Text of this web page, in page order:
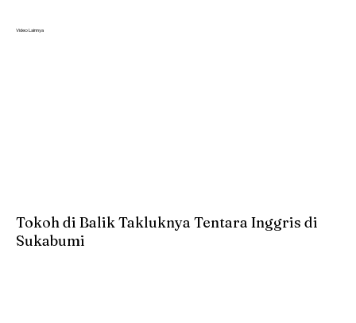
Video Lainnya
Tokoh di Balik Takluknya Tentara Inggris di
Sukabumi